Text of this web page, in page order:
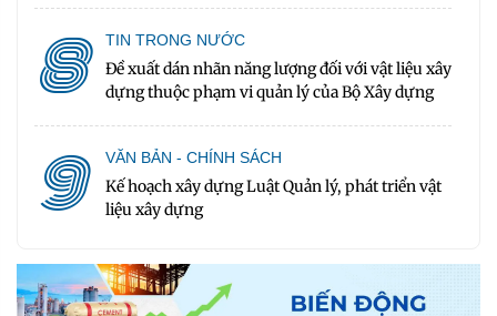
8 TIN TRONG NƯỚC
Đề xuất dán nhãn năng lượng đối với vật liệu xây
dựng thuộc phạm vi quản lý của Bộ Xây dựng
9 VĂN BẢN - CHÍNH SÁCH
Kế hoạch xây dựng Luật Quản lý, phát triển vật
liệu xây dựng